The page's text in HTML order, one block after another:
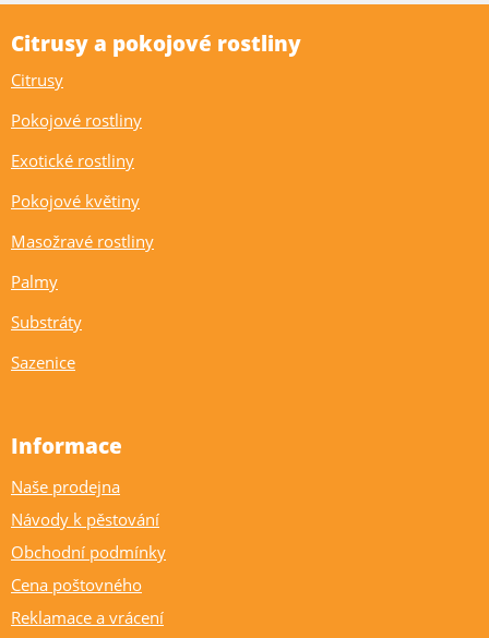
Citrusy a pokojové rostliny
Citrusy
Pokojové rostliny
Exotické rostliny
Pokojové květiny
Masožravé rostliny
Palmy
Substráty
Sazenice
Informace
Naše prodejna
Návody k pěstování
Obchodní podmínky
Cena poštovného
Reklamace a vrácení